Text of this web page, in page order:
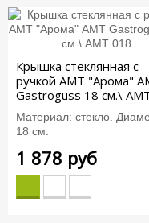
Крышка стеклянная c
ручкой АМТ "Арома"
Gastroguss 18 см.\
Материал: стекло.
18 см.
1 878 руб